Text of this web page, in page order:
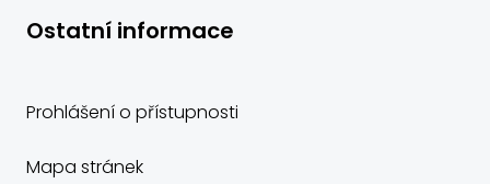
Ostatní informace
Prohlášení o přístupnosti
Mapa stránek